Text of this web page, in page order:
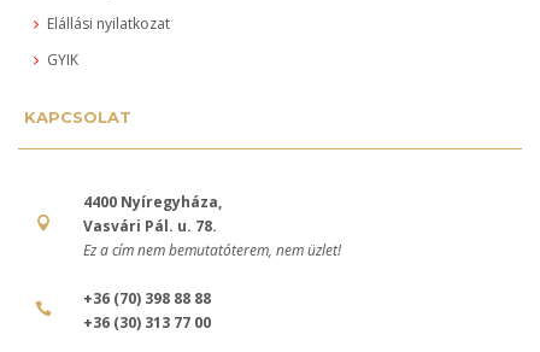
Elállási nyilatkozat
GYIK
KAPCSOLAT
4400 Nyíregyháza,
Vasvári Pál. u. 78.
Ez a cím nem bemutatóterem, nem üzlet!
+36 (70) 398 88 88
+36 (30) 313 77 00